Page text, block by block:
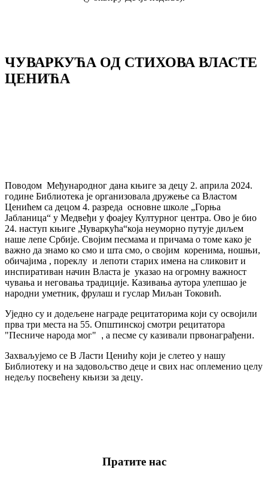
ЧУВАРКУЋА ОД СТИХОВА ВЛАСТЕ
ЦЕНИЋА
Поводом Међународног дана књиге за децу 2. априла 2024.
године Библиотека је организовала дружење са Властом
Ценићем са децом 4. разреда основне школе „Горња
Јабланица“ у Медвеђи у фоајеу Културног центра. Ово је био
24. наступ књиге „Чуваркућа“која неуморно путује диљем
наше лепе Србије. Својим песмама и причама о томе како је
важно да знамо ко смо и шта смо, о својим коренима, ношњи,
обичајима , пореклу и лепоти старих имена на сликовит и
инспиративан начин Власта је указао на огромну важност
чувања и неговања традиције. Казивања аутора улепшао је
народни уметник, фрулаш и гуслар Миљан Токовић.
Уједно су и додељене награде рецитаторима који су освојили
прва три места на 55. Општинској смотри рецитатора
"Песниче народа мог" , а песме су казивали првонаграђени.
Захваљујемо се В Ласти Ценићу који је слетео у нашу
Библиотеку и на задовољство деце и свих нас оплеменио целу
недељу посвећену књизи за децу.
Пратите нас